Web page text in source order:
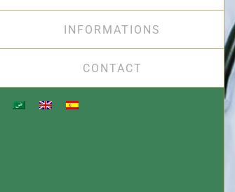
INFORMATIONS
CONTACT